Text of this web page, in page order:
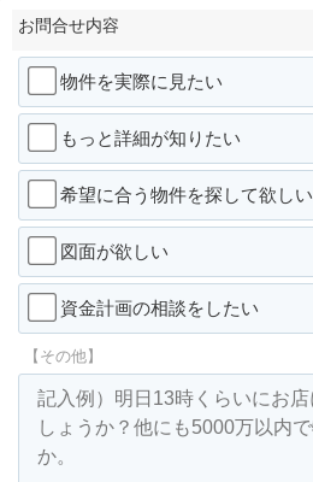
お問合せ内容
物件を実際に見たい
もっと詳細が知りたい
希望に合う物件を探して欲しい
図面が欲しい
資金計画の相談をしたい
【その他】